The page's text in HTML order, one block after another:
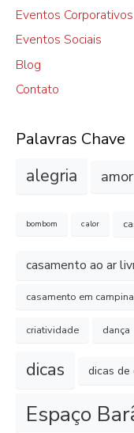
Eventos Corporativos
Eventos Sociais
Blog
Contato
Palavras Chave
alegria amor
bombom calor
casamento ao ar
casamento em
criatividade dança
dicas dicas de
Espaço